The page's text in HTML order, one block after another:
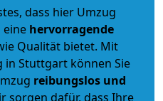
dass hier Umzug
eine hervorragende
Qualität bietet. Mit
Stuttgart können Sie
reibungslos und
sorgen dafür, dass Ihre